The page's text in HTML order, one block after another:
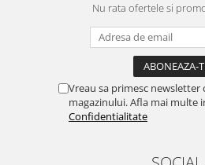
Nu rata ofertele si
Vreau sa primesc
magazinului. Afla mai multe
Confidentialitate